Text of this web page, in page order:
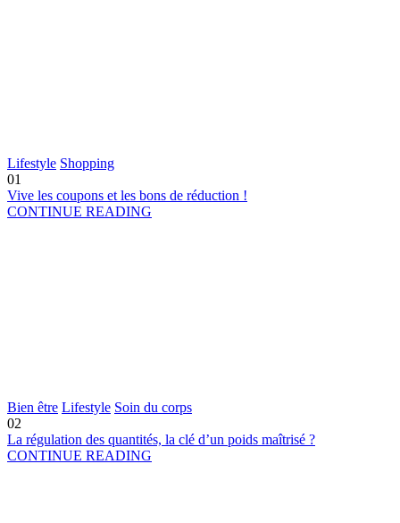
Lifestyle Shopping
01
Vive les coupons et les bons de réduction !
CONTINUE READING
Bien être Lifestyle Soin du corps
02
La régulation des quantités, la clé d’un poids maîtrisé ?
CONTINUE READING